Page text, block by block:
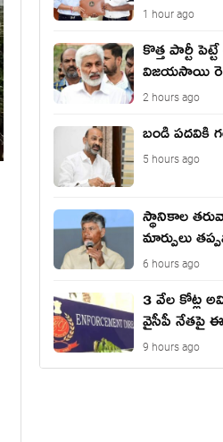
1 hour ago
కొత్త పార్టీ
విజయసాయి
2 hours ago
బండి పదవికి
5 hours ago
స్థానికాల
మార్పులు
6 hours ago
3 వేల కోట్ల
వైసీపీ నేతపై
9 hours ago